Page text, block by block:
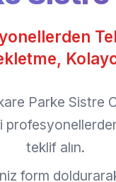
Parke Sistre
teklif alın.
form